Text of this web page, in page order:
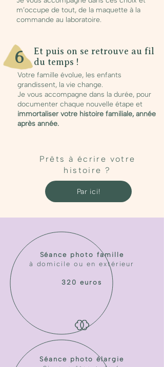
m’occupe de tout, de la maquette à la
commande au laboratoire.
Et puis on se retrouve au fil
du temps !
6
Votre famille évolue, les enfants
grandissent, la vie change.
Je vous accompagne dans la durée, pour
documenter chaque nouvelle étape et
immortaliser votre histoire familiale, année
après année.
Prêts à écrire votre
histoire ?
Par ici!
Séance photo élargie
Séance photo famille
à domicile ou en extérieur
320 euros